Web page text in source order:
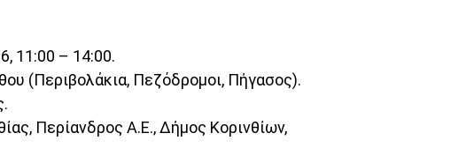
11:00 – 14:00.
(Περιβολάκια, Πεζόδρομοι, Πήγασος).
Περίανδρος Α.Ε., Δήμος Κορινθίων,